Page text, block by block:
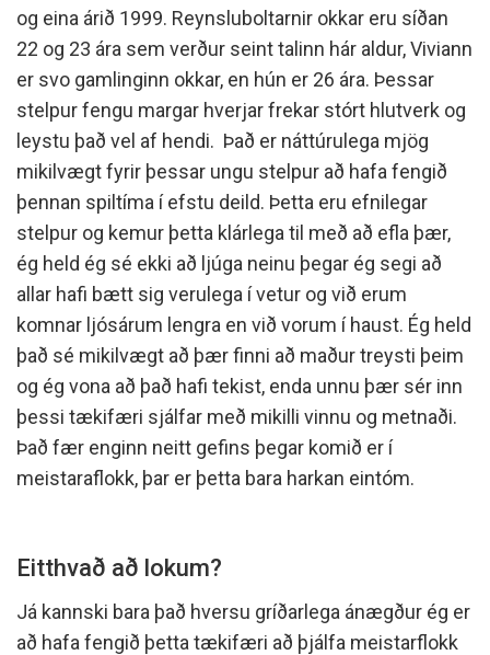
og eina árið 1999. Reynsluboltarnir okkar eru síðan
22 og 23 ára sem verður seint talinn hár aldur, Viviann
er svo gamlinginn okkar, en hún er 26 ára. Þessar
stelpur fengu margar hverjar frekar stórt hlutverk og
leystu það vel af hendi. Það er náttúrulega mjög
mikilvægt fyrir þessar ungu stelpur að hafa fengið
þennan spiltíma í efstu deild. Þetta eru efnilegar
stelpur og kemur þetta klárlega til með að efla þær,
ég held ég sé ekki að ljúga neinu þegar ég segi að
allar hafi bætt sig verulega í vetur og við erum
komnar ljósárum lengra en við vorum í haust. Ég held
það sé mikilvægt að þær finni að maður treysti þeim
og ég vona að það hafi tekist, enda unnu þær sér inn
þessi tækifæri sjálfar með mikilli vinnu og metnaði.
Það fær enginn neitt gefins þegar komið er í
meistaraflokk, þar er þetta bara harkan eintóm.
Eitthvað að lokum?
Já kannski bara það hversu gríðarlega ánægður ég er
að hafa fengið þetta tækifæri að þjálfa meistarflokk